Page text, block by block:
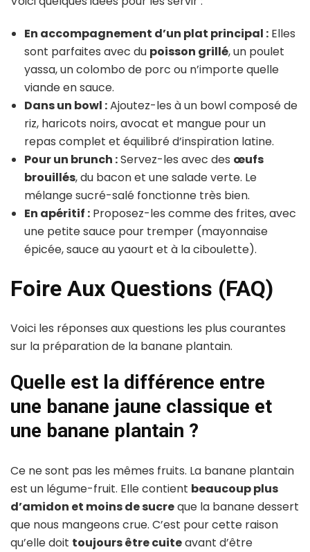
En accompagnement d’un plat principal : Elles
sont parfaites avec du poisson grillé, un poulet
yassa, un colombo de porc ou n’importe quelle
viande en sauce.
Dans un bowl :Ajoutez-les à un bowl composé de
riz, haricots noirs, avocat et mangue pour un
repas complet et équilibré d’inspiration latine.
Pour un brunch :Servez-les avec des œufs
brouillés, du bacon et une salade verte. Le
mélange sucré-salé fonctionne très bien.
En apéritif : Proposez-les comme des frites, avec
une petite sauce pour tremper (mayonnaise
épicée, sauce au yaourt et à la ciboulette).
Foire Aux Questions (FAQ)
Voici les réponses aux questions les plus courantes
sur la préparation de la banane plantain.
Quelle est la différence entre
une banane jaune classique et
une banane plantain ?
Ce ne sont pas les mêmes fruits. La banane plantain
est un légume-fruit. Elle contient beaucoup plus
d’amidon et moins de sucreque la banane dessert
que nous mangeons crue. C’est pour cette raison
qu’elle doit toujours être cuiteavant d’être